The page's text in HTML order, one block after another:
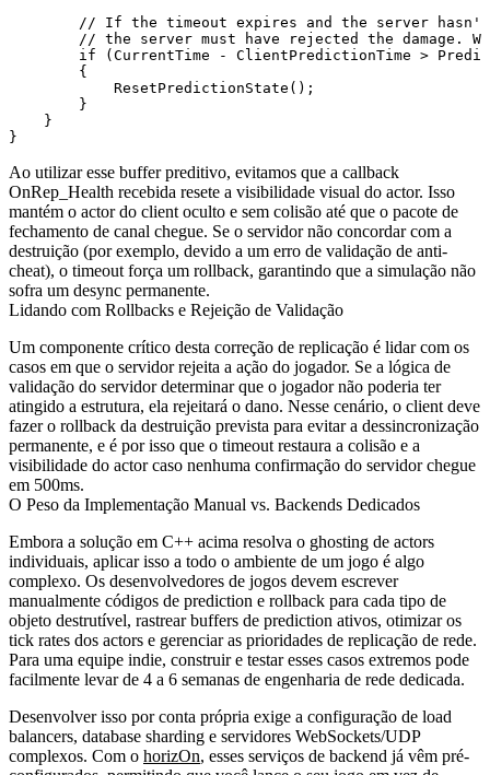
// If the timeout expires and the server
// the server must have rejected the damage.
if (CurrentTime - ClientPredictionTime >
        {
            ResetPredictionState();
        }
    }
Ao utilizar esse buffer preditivo, evitamos que a callback
OnRep_Health recebida resete a visibilidade visual do actor. Isso
mantém o actor do client oculto e sem colisão até que o pacote de
fechamento de canal chegue. Se o servidor não concordar com a
destruição (por exemplo, devido a um erro de validação de anti-
cheat), o timeout força um rollback, garantindo que a simulação não
sofra um desync permanente.
Lidando com Rollbacks e Rejeição de Validação
Um componente crítico desta correção de replicação é lidar com os
casos em que o servidor rejeita a ação do jogador. Se a lógica de
validação do servidor determinar que o jogador não poderia ter
atingido a estrutura, ela rejeitará o dano. Nesse cenário, o client deve
fazer o rollback da destruição prevista para evitar a dessincronização
permanente, e é por isso que o timeout restaura a colisão e a
visibilidade do actor caso nenhuma confirmação do servidor chegue
em 500ms.
O Peso da Implementação Manual vs. Backends Dedicados
Embora a solução em C++ acima resolva o ghosting de actors
individuais, aplicar isso a todo o ambiente de um jogo é algo
complexo. Os desenvolvedores de jogos devem escrever
manualmente códigos de prediction e rollback para cada tipo de
objeto destrutível, rastrear buffers de prediction ativos, otimizar os
tick rates dos actors e gerenciar as prioridades de replicação de rede.
Para uma equipe indie, construir e testar esses casos extremos pode
facilmente levar de 4 a 6 semanas de engenharia de rede dedicada.
Desenvolver isso por conta própria exige a configuração de load
balancers, database sharding e servidores WebSockets/UDP
complexos. Com o horizOn, esses serviços de backend já vêm pré-